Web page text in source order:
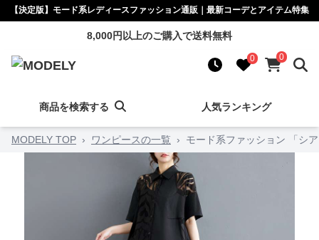
【決定版】モード系レディースファッション通販｜最新コーデとアイテム特集
8,000円以上のご購入で送料無料
0 0
商品を検索する 人気ランキング
MODELY TOP › ワンピースの一覧 › モード系ファッション 「シ